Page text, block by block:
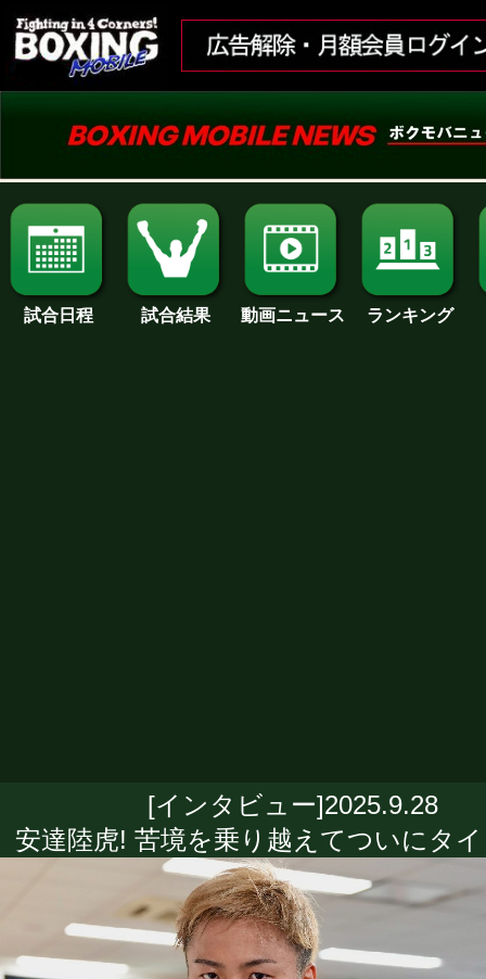
試合日程 試合結果 動画ニュース ランキング
[インタビュー]2025.9.28
安達陸虎! 苦境を乗り越えてついにタ